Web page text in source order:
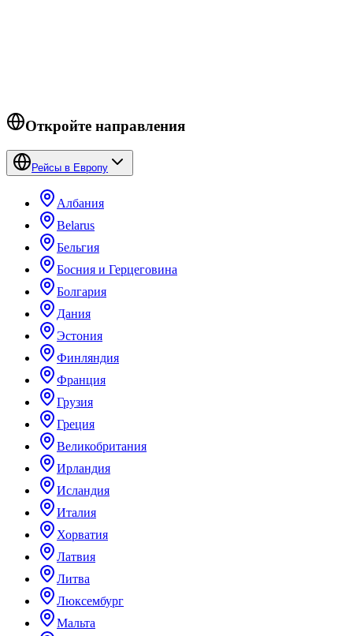
Откройте направления
Рейсы в Европу
Албания
Belarus
Бельгия
Босния и Герцеговина
Болгария
Дания
Эстония
Финляндия
Франция
Грузия
Греция
Великобритания
Ирландия
Исландия
Италия
Хорватия
Латвия
Литва
Люксембург
Мальта